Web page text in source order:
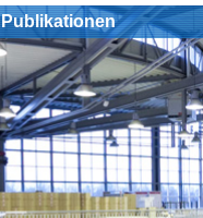
Publikationen